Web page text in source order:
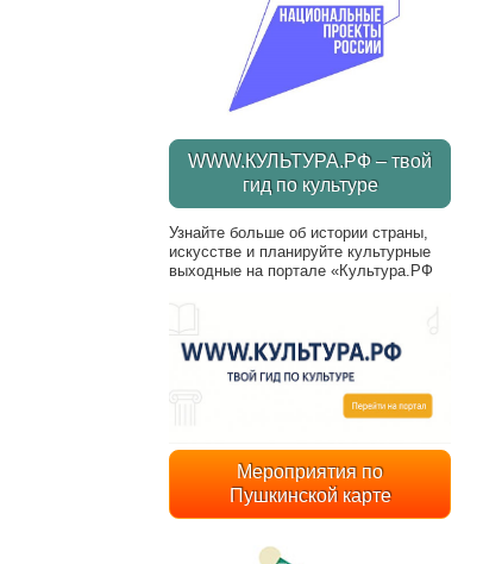
WWW.КУЛЬТУРА.РФ – твой
гид по культуре
Узнайте больше об истории страны,
искусстве и планируйте культурные
выходные на портале «Культура.РФ
Мероприятия по
Пушкинской карте